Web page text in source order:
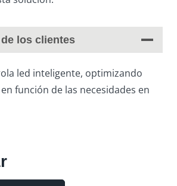
los clientes
led inteligente, optimizando
función de las necesidades en